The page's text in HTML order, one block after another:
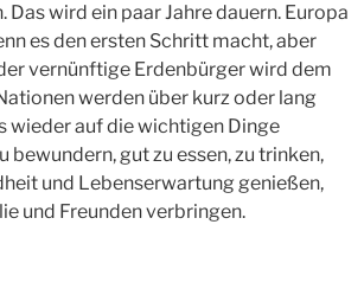
wird ein paar Jahre dauern. Europa
es den ersten Schritt macht, aber
vernünftige Erdenbürger wird dem
werden über kurz oder lang
wieder auf die wichtigen Dinge
bewundern, gut zu essen, zu trinken,
und Lebenserwartung genießen,
und Freunden verbringen.